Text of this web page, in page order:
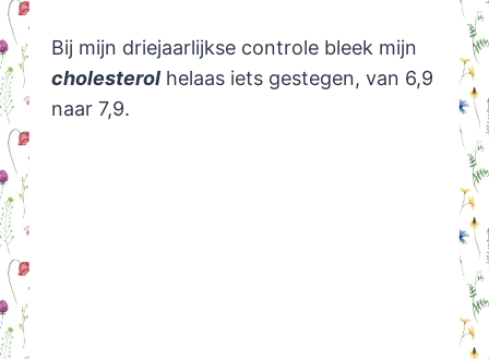
Bij mijn driejaarlijkse controle bleek mijn
cholesterolhelaas iets gestegen, van 6,9
naar 7,9.